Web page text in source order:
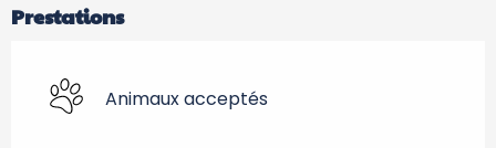
Prestations
Animaux acceptés